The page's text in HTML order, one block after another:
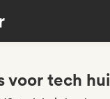
voor tech